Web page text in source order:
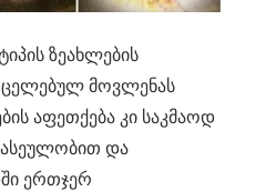
ზეახლების
მოვლენას
აფეთქება კი საკმაოდ
და
ერთჯერ